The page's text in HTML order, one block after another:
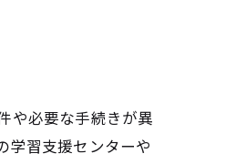
や必要な手続きが異
学習支援センターや